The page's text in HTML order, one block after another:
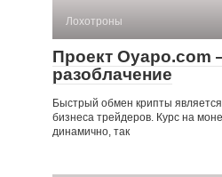
Лохотроны
Проект
разоблачение
Быстрый обмен крипты
бизнеса трейдеров. Курс на
динамично, так